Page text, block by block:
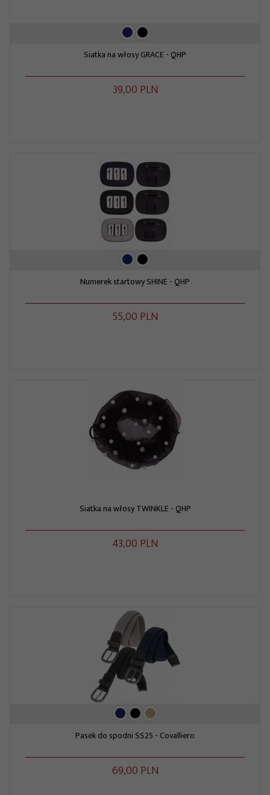
Siatka na włosy GRACE - QHP
39,00 PLN
Numerek startowy SHINE - QHP
55,00 PLN
Siatka na włosy TWINKLE - QHP
43,00 PLN
Pasek do spodni SS25 - Covalliero
69,00 PLN